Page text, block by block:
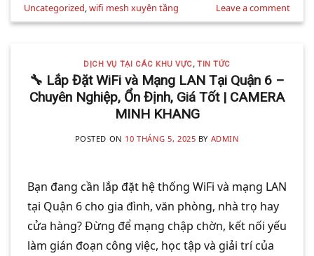
Uncategorized,wifi mesh xuyên tầng Leave a comment
DỊCH VỤ TẠI CÁC KHU VỰC,TIN TỨC
🔧 Lắp Đặt WiFi và Mạng LAN Tại Quận 6 –
Chuyên Nghiệp, Ổn Định, Giá Tốt | CAMERA
MINH KHANG
POSTED ON 10 THÁNG 5, 2025 BY ADMIN
Bạn đang cần lắp đặt hệ thống WiFi và mạng LAN
tại Quận 6 cho gia đình, văn phòng, nhà trọ hay
cửa hàng? Đừng để mạng chập chờn, kết nối yếu
làm gián đoạn công việc, học tập và giải trí của